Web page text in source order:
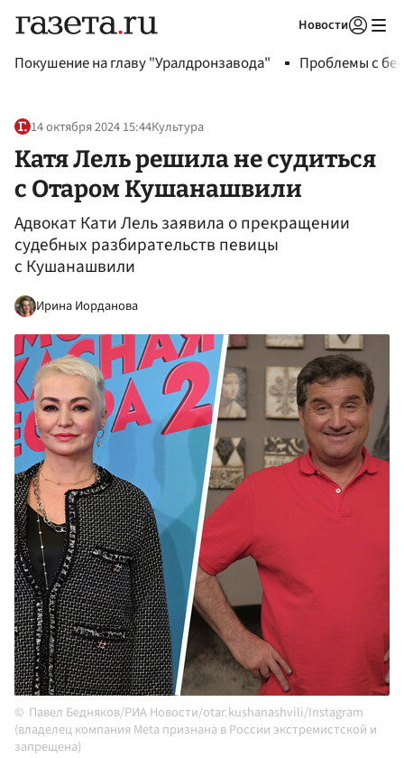
Новости
Покушение на главу "Уралдронзавода" Проблемы с
14 октября 2024 15:44Культура
Катя Лель решила не судиться
с Отаром Кушанашвили
Адвокат Кати Лель заявила о прекращении
судебных разбирательств певицы
с Кушанашвили
Ирина Иорданова
Павел Бедняков/РИА Новости/otar.kushanashvili/Instagram
(владелец компания Meta признана в России экстремистской и
запрещена)